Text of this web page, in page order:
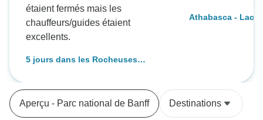
étaient fermés mais les
chauffeurs/guides étaient
excellents.
5 jours dans les Rocheuses
Calgary
Athabasca - Lacs
Aperçu - Parc national de Banff Destinations